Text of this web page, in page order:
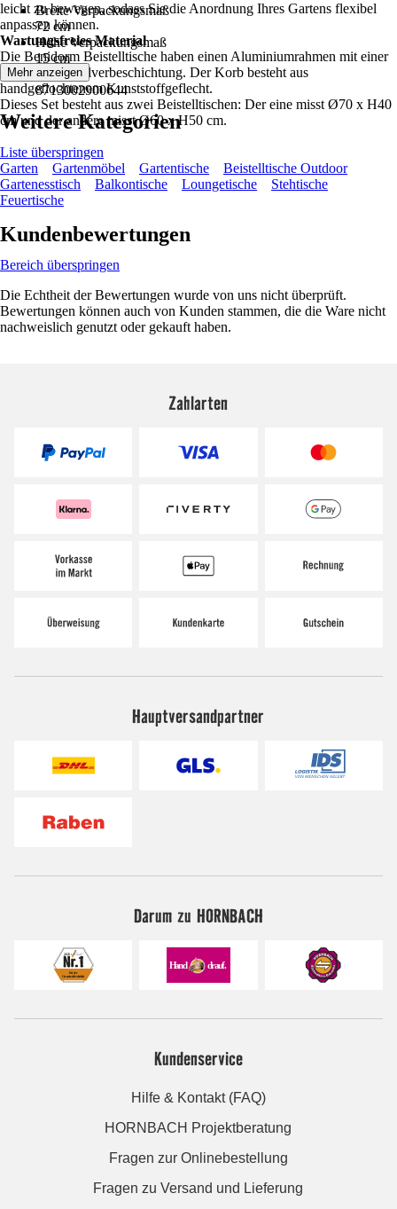
Breite Verpackungsmaß
72 cm
Höhe Verpackungsmaß
15 cm
EAN
8713002900644
leicht zu bewegen, sodass Sie die Anordnung Ihres Gartens flexibel
anpassen können.
Wartungsfreies Material
Die Benidorm Beistelltische haben einen Aluminiumrahmen mit einer
schützenden Pulverbeschichtung. Der Korb besteht aus
handgeflochtenem Kunststoffgeflecht.
Dieses Set besteht aus zwei Beistelltischen: Der eine misst Ø70 x H40
cm und der andere misst Ø60 x H50 cm.
Mehr anzeigen
Weitere Kategorien
Liste überspringen
Garten
Gartenmöbel Gartentische
Beistelltische Outdoor
Gartenesstisch
Balkontische Loungetische
Stehtische
Feuertische
Kundenbewertungen
Bereich überspringen
Die Echtheit der Bewertungen wurde von uns nicht überprüft.
Bewertungen können auch von Kunden stammen, die die Ware nicht
nachweislich genutzt oder gekauft haben.
Zahlarten
Hauptversandpartner
Darum zu HORNBACH
Kundenservice
Hilfe & Kontakt (FAQ)
HORNBACH Projektberatung
Fragen zur Onlinebestellung
Fragen zu Versand und Lieferung